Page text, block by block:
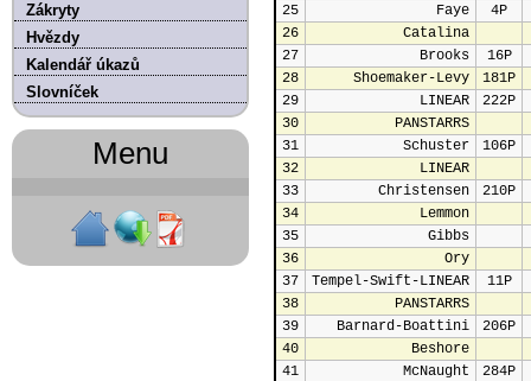
Zákryty
Hvězdy
Kalendář úkazů
Slovníček
Menu
25
Faye
4P
26
Catalina
27
Brooks
16P
28
Shoemaker-Levy
181P
29
LINEAR
222P
30
PANSTARRS
31
Schuster
106P
32
LINEAR
33
Christensen
210P
34
Lemmon
35
Gibbs
36
Ory
37
Tempel-Swift-LINEAR
11P
38
PANSTARRS
39
Barnard-Boattini
206P
40
Beshore
41
McNaught
284P